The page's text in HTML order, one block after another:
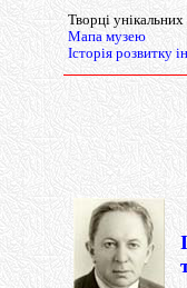
Творці
Мапа музею
Історія розвитку